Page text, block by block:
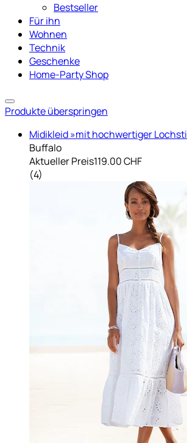
Bestseller
Für ihn
Wohnen
Technik
Geschenke
Home-Party Shop
Produkte überspringen
Midikleid »mit hochwertiger
Buffalo
Aktueller Preis119.00 CHF
(4)